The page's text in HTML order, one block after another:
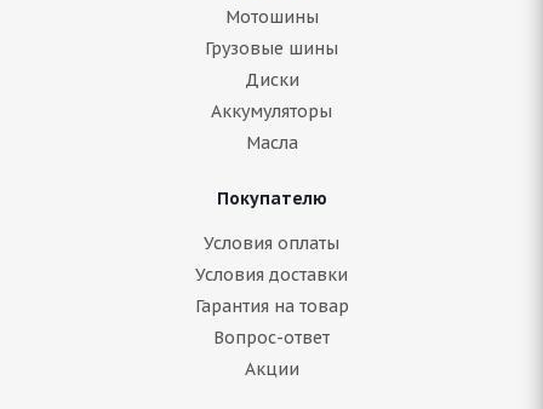
ARIVO ICE CLAW ARW4 195/55 R15 85H
Подробнее
Мотошины
Грузовые шины
Диски
Аккумуляторы
Масла
Покупателю
Условия оплаты
Условия доставки
Гарантия на товар
Вопрос-ответ
Акции